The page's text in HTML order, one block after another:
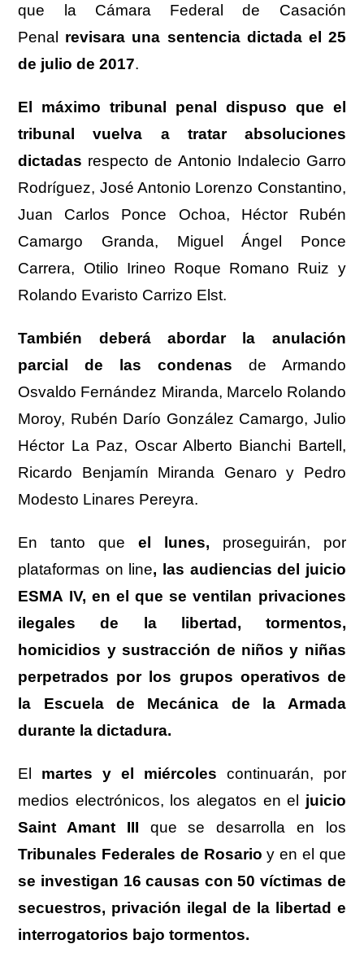
que la Cámara Federal de Casación
Penal
revisara una sentencia dictada el 25
de julio de 2017.
El máximo tribunal penal dispuso que el
tribunal vuelva a tratar absoluciones
dictadas respecto de Antonio Indalecio Garro
Rodríguez, José Antonio Lorenzo Constantino,
Juan Carlos Ponce Ochoa, Héctor Rubén
Camargo Granda, Miguel Ángel Ponce
Carrera, Otilio Irineo Roque Romano Ruiz y
Rolando Evaristo Carrizo Elst.
También deberá abordar la anulación
parcial de las condenas de Armando
Osvaldo Fernández Miranda, Marcelo Rolando
Moroy, Rubén Darío González Camargo, Julio
Héctor La Paz, Oscar Alberto Bianchi Bartell,
Ricardo Benjamín Miranda Genaro y Pedro
Modesto Linares Pereyra.
En tanto que el lunes, proseguirán, por
plataformas on line, las audiencias del juicio
ESMA IV, en el que se ventilan privaciones
ilegales de la libertad, tormentos,
homicidios y sustracción de niños y niñas
perpetrados por los grupos operativos de
la Escuela de Mecánica de la Armada
durante la dictadura.
El martes y el miércoles continuarán, por
medios electrónicos, los alegatos en el juicio
Saint Amant III que se desarrolla en los
Tribunales Federales de Rosarioy en el que
se investigan 16 causas con 50 víctimas de
secuestros, privación ilegal de la libertad e
interrogatorios bajo tormentos.